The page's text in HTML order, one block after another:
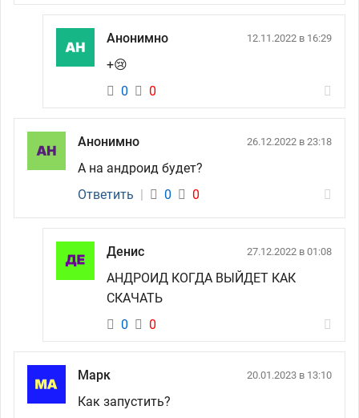
Анонимно 12.11.2022 в 16:29
+😢
0
0
Анонимно 26.12.2022 в 23:18
А на андроид будет?
Ответить | 0 0
Денис 27.12.2022 в 01:08
АНДРОИД КОГДА ВЫЙДЕТ КАК
СКАЧАТЬ
0
0
Марк 20.01.2023 в 13:10
Как запустить?